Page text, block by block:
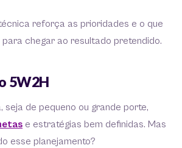
reforça as prioridades e o que
chegar ao resultado pretendido.
5W2H
seja de pequeno ou grande porte,
e estratégias bem definidas. Mas
esse planejamento?